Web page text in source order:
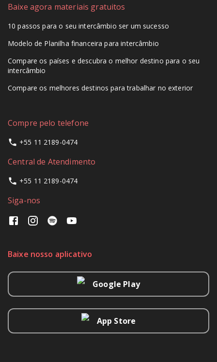
Baixe agora materiais gratuitos
10 passos para o seu intercâmbio ser um sucesso
Modelo de Planilha financeira para intercâmbio
Compare os países e descubra o melhor destino para o seu
intercâmbio
Compare os melhores destinos para trabalhar no exterior
Compre pelo telefone
+55 11 2189-0474
Central de Atendimento
+55 11 2189-0474
Siga-nos
Baixe nosso aplicativo
Google Play
App Store